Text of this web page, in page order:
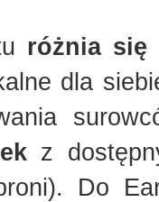
różnia się
dla
z
Do